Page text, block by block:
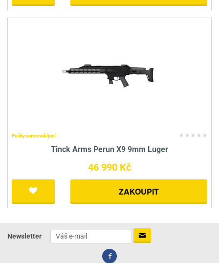
Pušky samonabíjecí
Tinck Arms Perun X9 9mm Luger
46 990 Kč
ZAKOUPIT
Newsletter